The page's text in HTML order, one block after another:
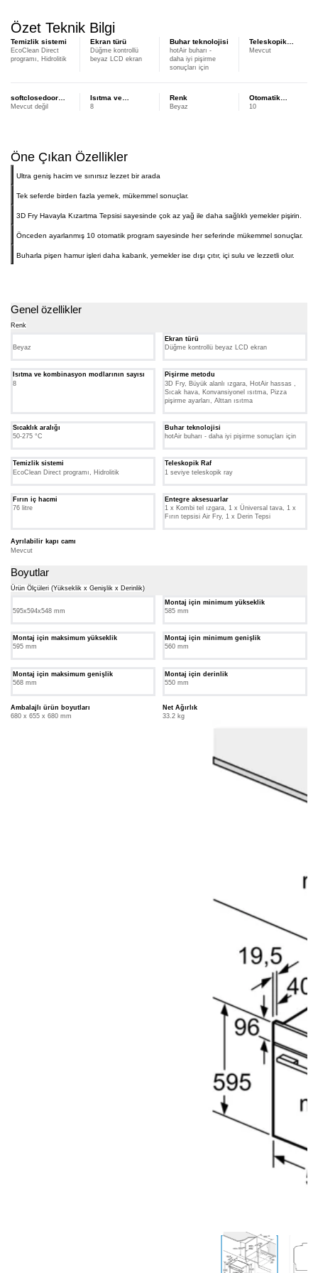
Özet Teknik Bilgi
Temizlik sistemi
EcoClean Direct
programı, Hidrolitik
Ekran türü
Düğme kontrollü
beyaz LCD ekran
Buhar teknolojisi
hotAir buharı -
daha iyi pişirme
sonuçları için
Teleskopik
raylar
Mevcut
softclosedoor
mekanizması
Mevcut değil
Isıtma ve
kombinasyon
8
Renk
Beyaz
Otomatik
program sayısı
10
Öne Çıkan Özellikler
Ultra geniş hacim ve sınırsız lezzet bir arada
Tek seferde birden fazla yemek, mükemmel sonuçlar.
3D Fry Havayla Kızartma Tepsisi sayesinde çok az yağ ile daha sağlıklı yemekler pişirin.
Önceden ayarlanmış 10 otomatik program sayesinde her seferinde mükemmel sonuçlar.
Buharla pişen hamur işleri daha kabarık, yemekler ise dışı çıtır, içi sulu ve lezzetli olur.
Genel özellikler
Renk
Beyaz
Ekran türü
Düğme kontrollü beyaz LCD ekran
Isıtma ve kombinasyon modlarının sayısı
8
Pişirme metodu
3D Fry, Büyük alanlı ızgara, HotAir hassas ,
Sıcak hava, Konvansiyonel ısıtma, Pizza
pişirme ayarları, Alttan ısıtma
Sıcaklık aralığı
50-275 °C
Buhar teknolojisi
hotAir buharı - daha iyi pişirme sonuçları için
Temizlik sistemi
EcoClean Direct programı, Hidrolitik
Teleskopik Raf
1 seviye teleskopik ray
Fırın iç hacmi
76 litre
Entegre aksesuarlar
1 x Kombi tel ızgara, 1 x Üniversal tava, 1 x
Fırın tepsisi Air Fry, 1 x Derin Tepsi
Ayrılabilir kapı camı
Mevcut
Boyutlar
Ürün Ölçüleri (Yükseklik x Genişlik x Derinlik)
595x594x548 mm
Montaj için minimum yükseklik
585 mm
Montaj için maksimum yükseklik
595 mm
Montaj için minimum genişlik
560 mm
Montaj için maksimum genişlik
568 mm
Montaj için derinlik
550 mm
Ambalajlı ürün boyutları
680 x 655 x 680 mm
Net Ağırlık
33.2 kg